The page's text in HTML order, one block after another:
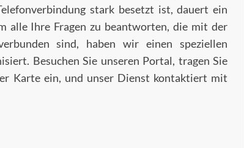
stark besetzt ist, dauert ein
alle Ihre Fragen zu beantworten, die mit der
sind, haben wir einen speziellen
Besuchen Sie unseren Portal, tragen Sie
Karte ein, und unser Dienst kontaktiert mit